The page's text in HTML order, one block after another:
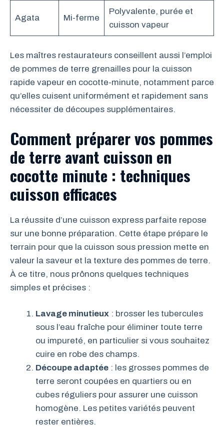
Agata Mi-ferme
Polyvalente, purée et
cuisson vapeur
Les maîtres restaurateurs conseillent aussi l’emploi
de pommes de terre grenailles pour la cuisson
rapide vapeur en cocotte-minute, notamment parce
qu’elles cuisent uniformément et rapidement sans
nécessiter de découpes supplémentaires.
Comment préparer vos pommes
de terre avant cuisson en
cocotte minute : techniques
cuisson efficaces
La réussite d’une cuisson express parfaite repose
sur une bonne préparation. Cette étape prépare le
terrain pour que la cuisson sous pression mette en
valeur la saveur et la texture des pommes de terre.
À ce titre, nous prônons quelques techniques
simples et précises :
Lavage minutieux : brosser les tubercules
sous l’eau fraîche pour éliminer toute terre
ou impureté, en particulier si vous souhaitez
cuire en robe des champs.
Découpe adaptée : les grosses pommes de
terre seront coupées en quartiers ou en
cubes réguliers pour assurer une cuisson
homogène. Les petites variétés peuvent
rester entières.